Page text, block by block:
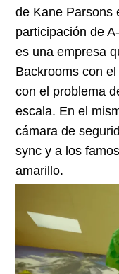
de Kane Parsons
participación de
es una empresa
Backrooms con
con el problema
escala. En el
cámara de
sync y a los
amarillo.